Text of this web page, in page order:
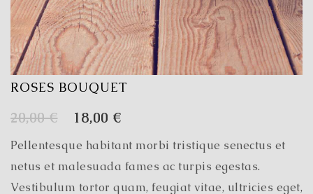
ROSES BOUQUET
20,00€
Original
price
was:
20,00 €.
18,00 €
τρέχουσα
τιμή
είναι:
Pellentesque habitant morbi tristique senectus et
netus et malesuada fames ac turpis egestas.
Vestibulum tortor quam, feugiat vitae, ultricies eget,